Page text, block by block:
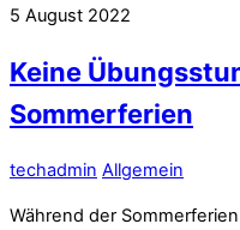
5 August 2022
Keine
Sommerferien
techadmin Allgemein
Während der